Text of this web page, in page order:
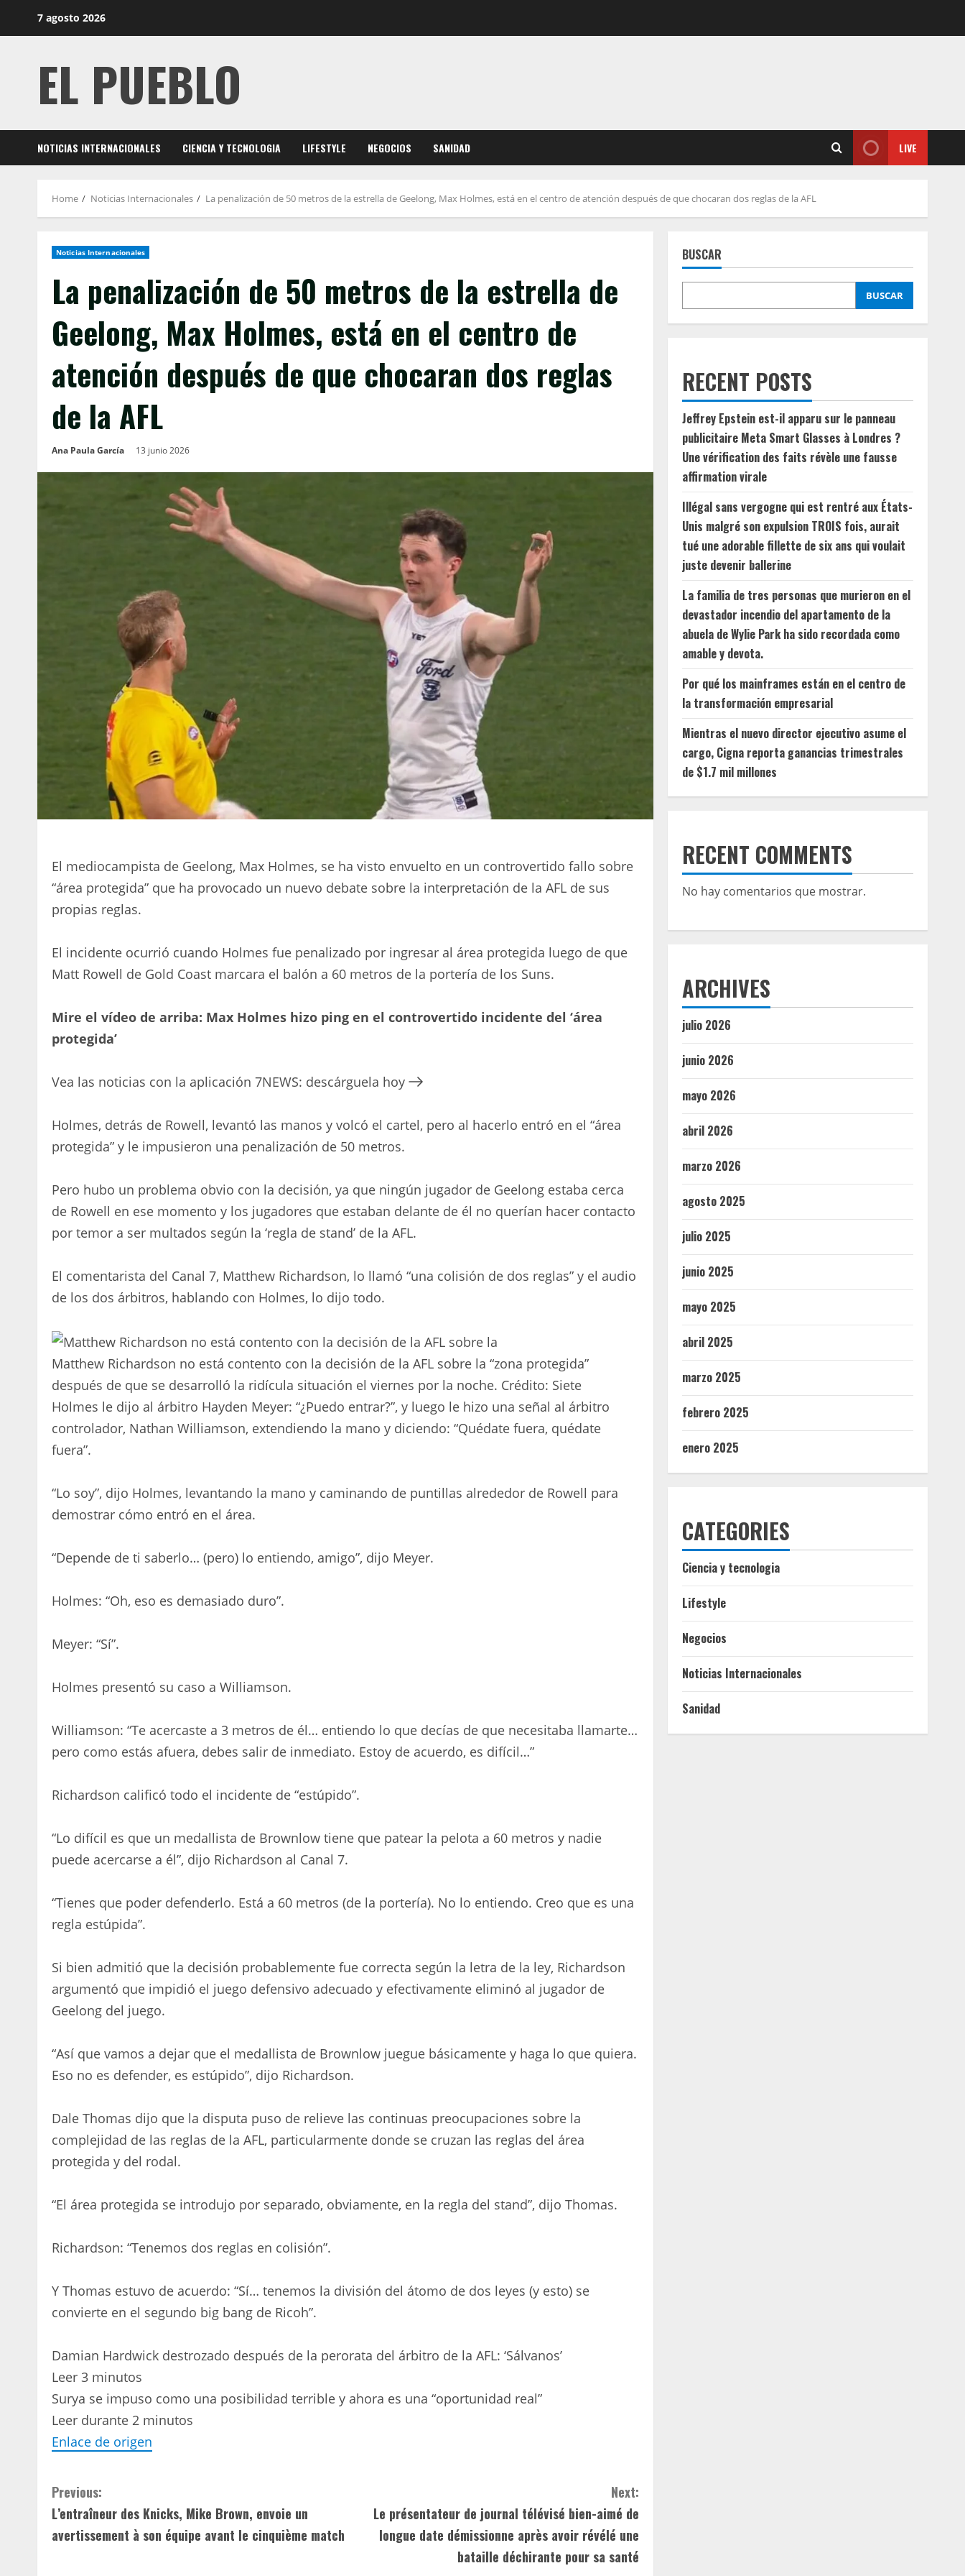
7 agosto 2026
EL PUEBLO
NOTICIAS INTERNACIONALES CIENCIA Y TECNOLOGIA LIFESTYLE NEGOCIOS SANIDAD LIVE
Home Noticias Internacionales La penalización de 50 metros de la estrella de Geelong, Max Holmes, está en el centro de atención después de que chocaran dos reglas de la AFL
Noticias Internacionales
La penalización de 50 metros de la estrella de
Geelong, Max Holmes, está en el centro de
atención después de que chocaran dos reglas
de la AFL
Ana Paula García 13 junio 2026
El mediocampista de Geelong, Max Holmes, se ha visto envuelto en un controvertido fallo sobre
“área protegida” que ha provocado un nuevo debate sobre la interpretación de la AFL de sus
propias reglas.
El incidente ocurrió cuando Holmes fue penalizado por ingresar al área protegida luego de que
Matt Rowell de Gold Coast marcara el balón a 60 metros de la portería de los Suns.
Mire el vídeo de arriba: Max Holmes hizo ping en el controvertido incidente del ‘área
protegida’
Vea las noticias con la aplicación 7NEWS: descárguela hoy
Holmes, detrás de Rowell, levantó las manos y volcó el cartel, pero al hacerlo entró en el “área
protegida” y le impusieron una penalización de 50 metros.
Pero hubo un problema obvio con la decisión, ya que ningún jugador de Geelong estaba cerca
de Rowell en ese momento y los jugadores que estaban delante de él no querían hacer contacto
por temor a ser multados según la ‘regla de stand’ de la AFL.
El comentarista del Canal 7, Matthew Richardson, lo llamó “una colisión de dos reglas” y el audio
de los dos árbitros, hablando con Holmes, lo dijo todo.
Matthew Richardson no está contento con la decisión de la AFL sobre la “zona protegida”
después de que se desarrolló la ridícula situación el viernes por la noche. Crédito: Siete
Holmes le dijo al árbitro Hayden Meyer: “¿Puedo entrar?”, y luego le hizo una señal al árbitro
controlador, Nathan Williamson, extendiendo la mano y diciendo: “Quédate fuera, quédate
fuera”.
“Lo soy”, dijo Holmes, levantando la mano y caminando de puntillas alrededor de Rowell para
demostrar cómo entró en el área.
“Depende de ti saberlo… (pero) lo entiendo, amigo”, dijo Meyer.
Holmes: “Oh, eso es demasiado duro”.
Meyer: “Sí”.
Holmes presentó su caso a Williamson.
Williamson: “Te acercaste a 3 metros de él… entiendo lo que decías de que necesitaba llamarte…
pero como estás afuera, debes salir de inmediato. Estoy de acuerdo, es difícil…”
Richardson calificó todo el incidente de “estúpido”.
“Lo difícil es que un medallista de Brownlow tiene que patear la pelota a 60 metros y nadie
puede acercarse a él”, dijo Richardson al Canal 7.
“Tienes que poder defenderlo. Está a 60 metros (de la portería). No lo entiendo. Creo que es una
regla estúpida”.
Si bien admitió que la decisión probablemente fue correcta según la letra de la ley, Richardson
argumentó que impidió el juego defensivo adecuado y efectivamente eliminó al jugador de
Geelong del juego.
“Así que vamos a dejar que el medallista de Brownlow juegue básicamente y haga lo que quiera.
Eso no es defender, es estúpido”, dijo Richardson.
Dale Thomas dijo que la disputa puso de relieve las continuas preocupaciones sobre la
complejidad de las reglas de la AFL, particularmente donde se cruzan las reglas del área
protegida y del rodal.
“El área protegida se introdujo por separado, obviamente, en la regla del stand”, dijo Thomas.
Richardson: “Tenemos dos reglas en colisión”.
Y Thomas estuvo de acuerdo: “Sí… tenemos la división del átomo de dos leyes (y esto) se
convierte en el segundo big bang de Ricoh”.
Damian Hardwick destrozado después de la perorata del árbitro de la AFL: ‘Sálvanos’
Leer 3 minutos
Surya se impuso como una posibilidad terrible y ahora es una “oportunidad real”
Leer durante 2 minutos
Enlace de origen
C
o
Previous:
L’entraîneur des Knicks, Mike Brown, envoie un
avertissement à son équipe avant le cinquième match
Next:
Le présentateur de journal télévisé bien-aimé de
longue date démissionne après avoir révélé une
bataille déchirante pour sa santé
BUSCAR
BUSCAR
RECENT POSTS
Jeffrey Epstein est-il apparu sur le panneau
publicitaire Meta Smart Glasses à Londres ?
Une vérification des faits révèle une fausse
affirmation virale
Illégal sans vergogne qui est rentré aux États-
Unis malgré son expulsion TROIS fois, aurait
tué une adorable fillette de six ans qui voulait
juste devenir ballerine
La familia de tres personas que murieron en el
devastador incendio del apartamento de la
abuela de Wylie Park ha sido recordada como
amable y devota.
Por qué los mainframes están en el centro de
la transformación empresarial
Mientras el nuevo director ejecutivo asume el
cargo, Cigna reporta ganancias trimestrales
de $1.7 mil millones
RECENT COMMENTS
No hay comentarios que mostrar.
ARCHIVES
julio 2026
junio 2026
mayo 2026
abril 2026
marzo 2026
agosto 2025
julio 2025
junio 2025
mayo 2025
abril 2025
marzo 2025
febrero 2025
enero 2025
CATEGORIES
Ciencia y tecnologia
Lifestyle
Negocios
Noticias Internacionales
Sanidad